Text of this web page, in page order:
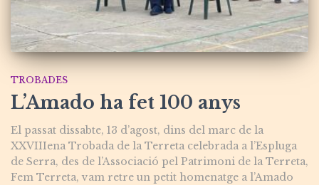
TROBADES
L’Amado ha fet 100 anys
El passat dissabte, 13 d’agost, dins del marc de la
XXVIIIena Trobada de la Terreta celebrada a l’Espluga
de Serra, des de l’Associació pel Patrimoni de la Terreta,
Fem Terreta, vam retre un petit homenatge a l’Amado